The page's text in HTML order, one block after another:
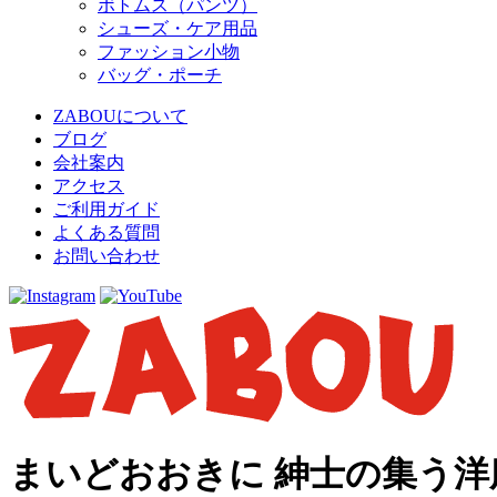
ボトムス（パンツ）
シューズ・ケア用品
ファッション小物
バッグ・ポーチ
ZABOUについて
ブログ
会社案内
アクセス
ご利用ガイド
よくある質問
お問い合わせ
まいどおおきに 紳士の集う